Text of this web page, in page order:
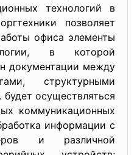
технологий в
позволяет
офиса элементы
в которой
документации между
структурными
осуществляться
коммуникационных
информации с
и различной